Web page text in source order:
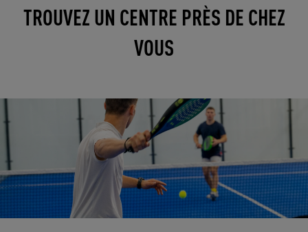
TROUVEZ UN CENTRE PRÈS DE CHEZ
VOUS